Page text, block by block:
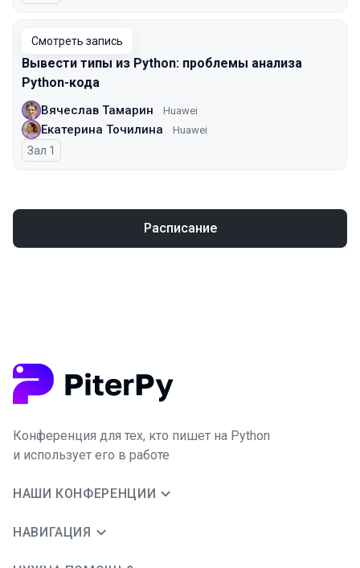
Смотреть запись
Вывести типы из Python: проблемы анализа
Python-кода
Вячеслав Тамарин Huawei
Екатерина Точилина Huawei
Зал 1
Расписание
Конференция для тех, кто пишет на Python
и использует его в работе
НАШИ КОНФЕРЕНЦИИ
НАВИГАЦИЯ